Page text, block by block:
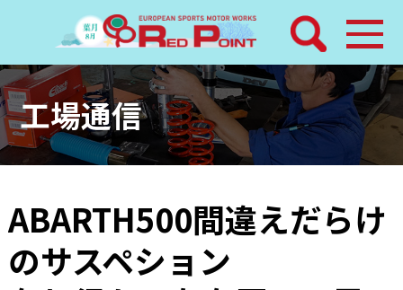
検索
ホーム
トピックス
レッドポイントパーツ
工場通信
ABARTH500間違えだらけ
のサスペション